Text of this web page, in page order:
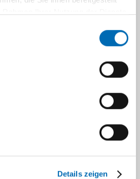
Details zeigen
may serve as specific
in treating HCL.
B cell types (colored, bottom of image)